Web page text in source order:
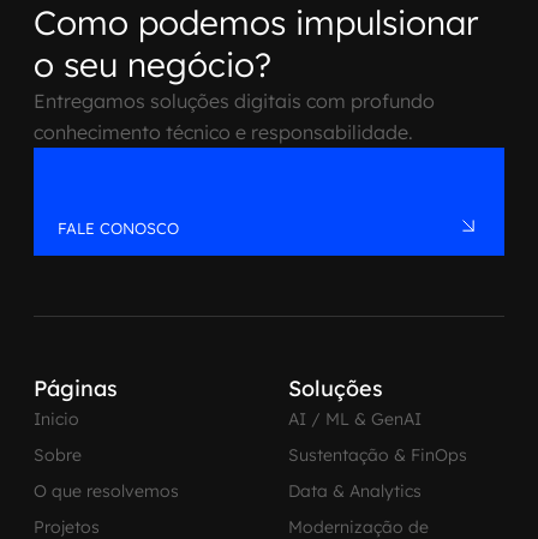
Como podemos impulsionar
o seu negócio?
Entregamos soluções digitais com profundo
conhecimento técnico e responsabilidade.
FALE CONOSCO
Páginas
Inicio
Sobre
O que resolvemos
Projetos
Soluções
AI / ML & GenAI
Sustentação & FinOps
Data & Analytics
Modernização de